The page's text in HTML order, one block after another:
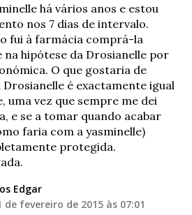
há vários anos e estou
nos 7 dias de intervalo.
fui à farmácia comprá-la
hipótese da Drosianelle por
O que gostaria de
Drosianelle é exactamente igual
uma vez que sempre me dei
e se a tomar quando acabar
faria com a yasminelle)
protegida.
Edgar
de fevereiro de 2015 às 07:01